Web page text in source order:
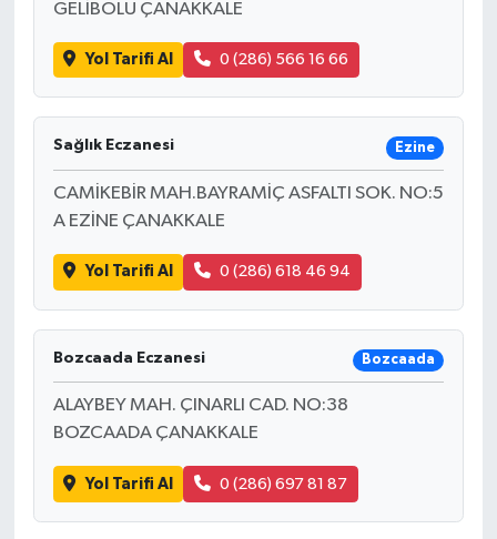
GELİBOLU ÇANAKKALE
Yol Tarifi Al 0 (286) 566 16 66
Sağlık Eczanesi Ezine
CAMİKEBİR MAH.BAYRAMİÇ ASFALTI SOK. NO:5
A EZİNE ÇANAKKALE
Yol Tarifi Al 0 (286) 618 46 94
Bozcaada Eczanesi Bozcaada
ALAYBEY MAH. ÇINARLI CAD. NO:38
BOZCAADA ÇANAKKALE
Yol Tarifi Al 0 (286) 697 81 87